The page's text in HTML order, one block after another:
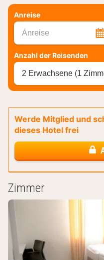
Anreise
Anreise
Anzahl der Reisenden
2 Erwachsene (1
Werde Mitglied und
dieses Hotel frei
Zimmer